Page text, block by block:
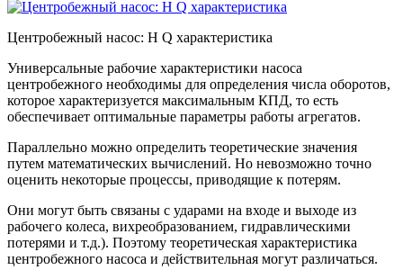
Центробежный насос: H Q характеристика
Универсальные рабочие характеристики насоса
центробежного необходимы для определения числа оборотов,
которое характеризуется максимальным КПД, то есть
обеспечивает оптимальные параметры работы агрегатов.
Параллельно можно определить теоретические значения
путем математических вычислений. Но невозможно точно
оценить некоторые процессы, приводящие к потерям.
Они могут быть связаны с ударами на входе и выходе из
рабочего колеса, вихреобразованием, гидравлическими
потерями и т.д.). Поэтому теоретическая характеристика
центробежного насоса и действительная могут различаться.